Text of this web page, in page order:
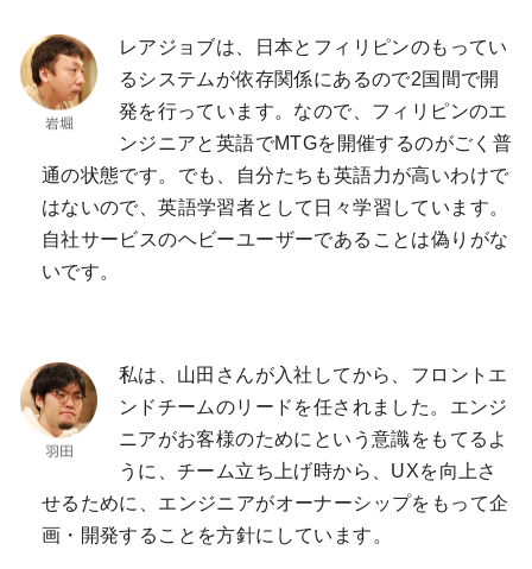
レアジョブは、日本とフィリピンのもってい
るシステムが依存関係にあるので2国間で開
発を行っています。なので、フィリピンのエ
ンジニアと英語でMTGを開催するのがごく普
通の状態です。でも、自分たちも英語力が高いわけで
はないので、英語学習者として日々学習しています。
自社サービスのヘビーユーザーであることは偽りがな
いです。
私は、山田さんが入社してから、フロントエ
ンドチームのリードを任されました。エンジ
ニアがお客様のためにという意識をもてるよ
うに、チーム立ち上げ時から、UXを向上さ
せるために、エンジニアがオーナーシップをもって企
画・開発することを方針にしています。